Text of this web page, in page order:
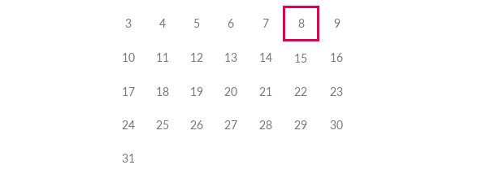
3 4 5 6 7 8 9
10 11 12 13 14 15 16
17 18 19 20 21 22 23
24 25 26 27 28 29 30
31